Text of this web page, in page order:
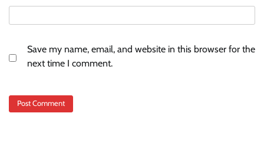
Save my name, email, and website in this browser for the
next time I comment.